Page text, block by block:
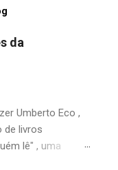
da
Umberto Eco ,
de livros
lê" , uma